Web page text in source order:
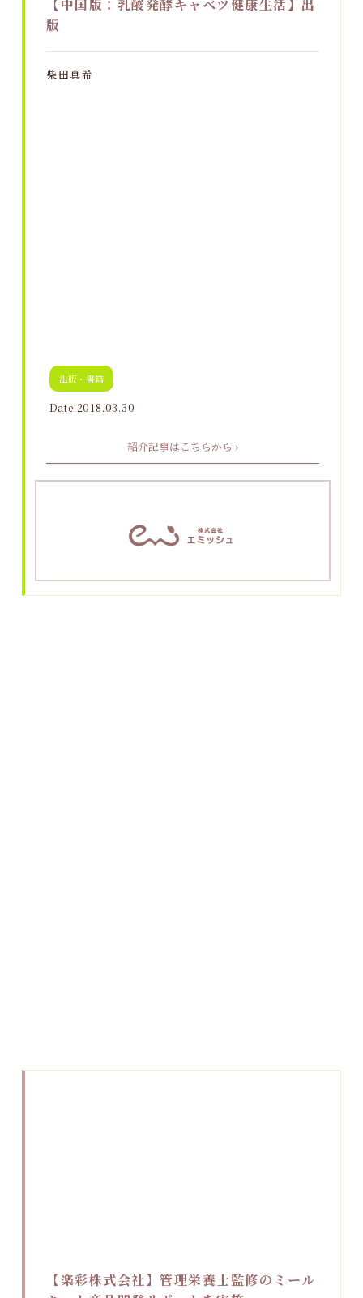
【中国版：乳酸発酵キャベツ健康生活】出
版
柴田真希
出版・書籍
Date:2018.03.30
紹介記事はこちらから ›
【楽彩株式会社】管理栄養士監修のミール